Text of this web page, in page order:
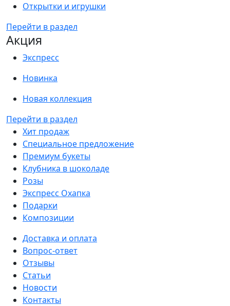
Открытки и игрушки
Перейти в раздел
Акция
Экспресс
Новинка
Новая коллекция
Перейти в раздел
Хит продаж
Специальное предложение
Премиум букеты
Клубника в шоколаде
Розы
Экспресс Охапка
Подарки
Композиции
Доставка и оплата
Вопрос-ответ
Отзывы
Статьи
Новости
Контакты